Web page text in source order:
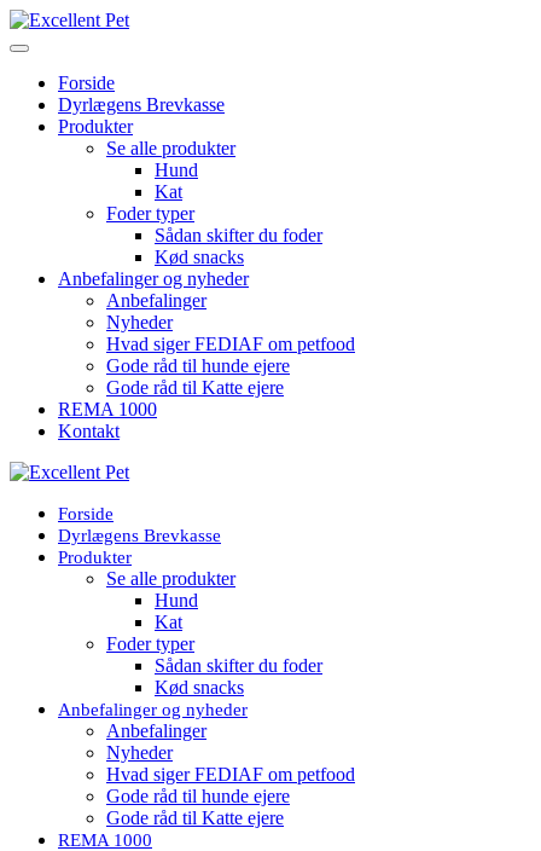
Forside
Dyrlægens Brevkasse
Produkter
Se alle produkter
Hund
Kat
Foder typer
Sådan skifter du foder
Kød snacks
Anbefalinger og nyheder
Anbefalinger
Nyheder
Hvad siger FEDIAF om petfood
Gode råd til hunde ejere
Gode råd til Katte ejere
REMA 1000
Kontakt
Forside
Dyrlægens Brevkasse
Produkter
Se alle produkter
Hund
Kat
Foder typer
Sådan skifter du foder
Kød snacks
Anbefalinger og nyheder
Anbefalinger
Nyheder
Hvad siger FEDIAF om petfood
Gode råd til hunde ejere
Gode råd til Katte ejere
REMA 1000